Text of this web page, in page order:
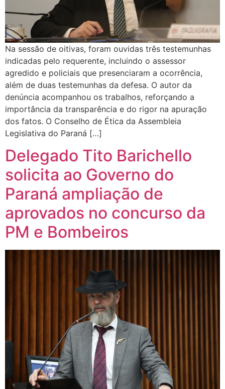
Na sessão de oitivas, foram ouvidas três testemunhas
indicadas pelo requerente, incluindo o assessor
agredido e policiais que presenciaram a ocorrência,
além de duas testemunhas da defesa. O autor da
denúncia acompanhou os trabalhos, reforçando a
importância da transparência e do rigor na apuração
dos fatos. O Conselho de Ética da Assembleia
Legislativa do Paraná […]
Delegado Tito Barichello
solicita ao Governo do
Paraná ampliação de
aprovados no concurso da
PM e Bombeiros